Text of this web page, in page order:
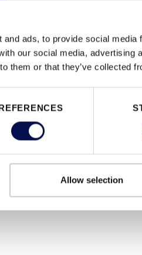
ads, to provide social
our social media, advertising
them or that they’ve collected
Allow selection